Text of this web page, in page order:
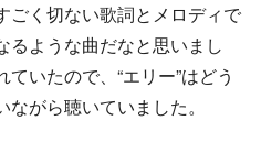
ごく切ない歌詞とメロディで
るような曲だなと思いまし
いたので、“エリー”はどう
がら聴いていました。